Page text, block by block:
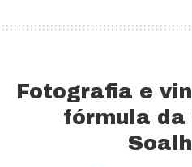
Fotografia e
fórmula da